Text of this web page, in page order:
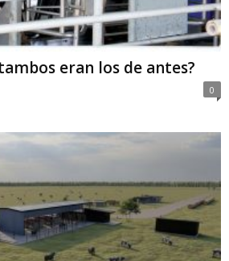
eran los de antes?
0